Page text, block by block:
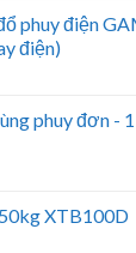
phuy điện
điện)
phuy đơn -
XTB100D